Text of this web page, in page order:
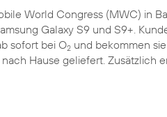
World Congress (MWC) in
Galaxy S9 und S9+.
sofort bei O2 und bekommen
Hause geliefert. Zusätzlich